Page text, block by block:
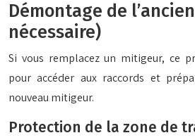
Démontage de
nécessaire)
Si vous remplacez un mitigeur, ce
pour accéder aux raccords et
nouveau mitigeur.
Protection de la zone de